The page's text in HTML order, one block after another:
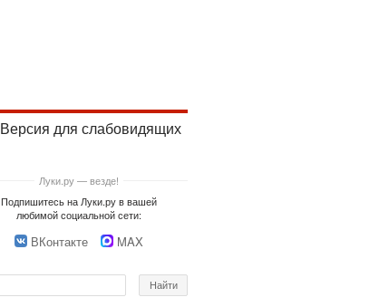
Версия для слабовидящих
Луки.ру — везде!
Подпишитесь на Луки.ру в вашей
любимой социальной сети:
ВКонтакте MAX